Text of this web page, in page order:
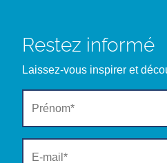
Restez informé
Laissez-vous inspirer et